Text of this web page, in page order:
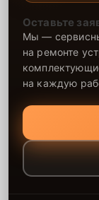
Оставьте
Мы —
на ремонте
на каждую